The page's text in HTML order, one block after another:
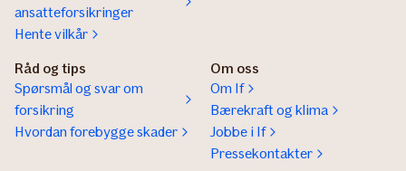
ansatteforsikringer
Hente vilkår
Råd og tips
Spørsmål og svar om
forsikring
Hvordan forebygge skader
Om oss
Om If
Bærekraft og klima
Jobbe i If
Pressekontakter